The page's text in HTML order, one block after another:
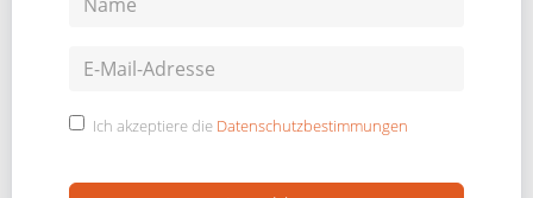
Ich akzeptiere die Datenschutzbestimmungen